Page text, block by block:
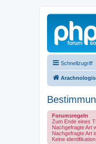
Schnellzugriff
Forumsregeln
Zum Ende eines
Nachgefragte Art
Nachgefragte Art
Keine